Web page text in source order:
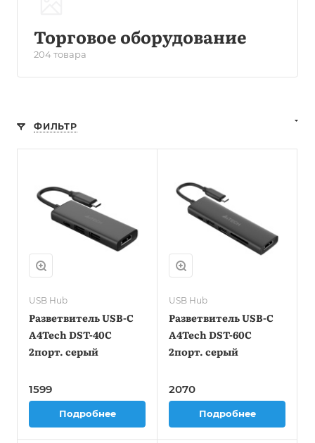
Торговое оборудование
204 товара
ФИЛЬТР
USB Hub
Разветвитель USB-C
A4Tech DST-40C
2порт. серый
1599
Подробнее
USB Hub
Разветвитель USB-C
A4Tech DST-60C
2порт. серый
2070
Подробнее